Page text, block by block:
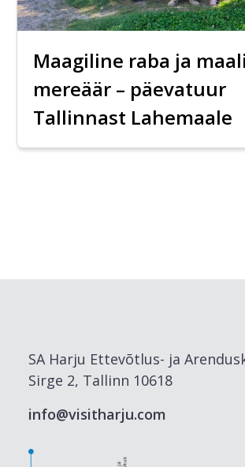
Maagiline raba ja
mereäär – päevatuur
Tallinnast Lahemaale
SA Harju Ettevõtlus- ja
Sirge 2, Tallinn 10618
info@visitharju.com